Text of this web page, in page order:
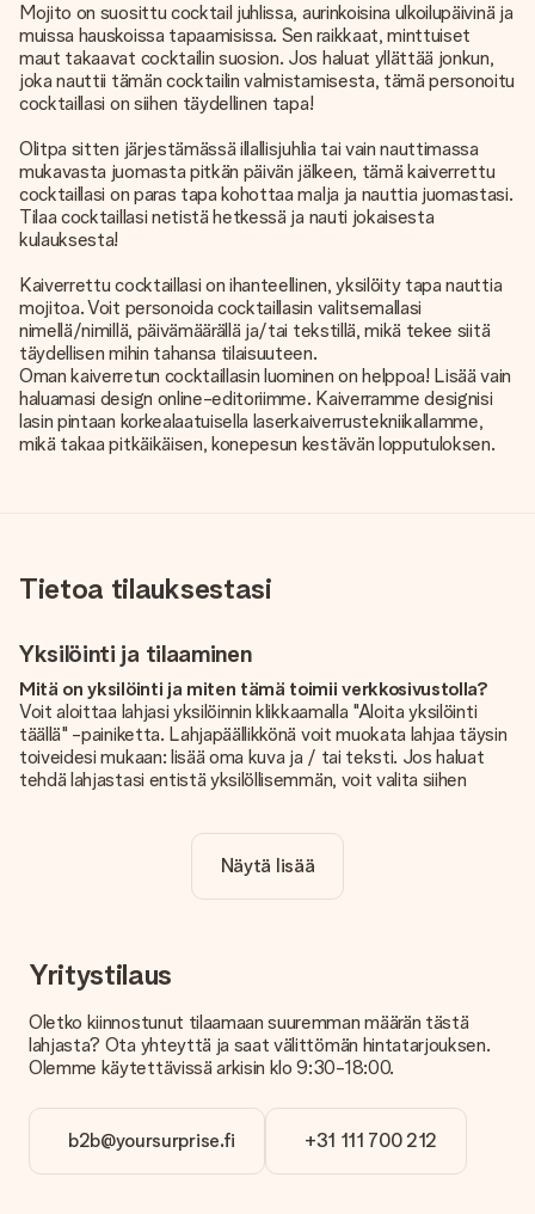
Mojito on suosittu cocktail juhlissa, aurinkoisina ulkoilupäivinä ja
muissa hauskoissa tapaamisissa. Sen raikkaat, minttuiset
maut takaavat cocktailin suosion. Jos haluat yllättää jonkun,
joka nauttii tämän cocktailin valmistamisesta, tämä personoitu
cocktaillasi on siihen täydellinen tapa!
Olitpa sitten järjestämässä illallisjuhlia tai vain nauttimassa
mukavasta juomasta pitkän päivän jälkeen, tämä kaiverrettu
cocktaillasi on paras tapa kohottaa malja ja nauttia juomastasi.
Tilaa cocktaillasi netistä hetkessä ja nauti jokaisesta
kulauksesta!
Kaiverrettu cocktaillasi on ihanteellinen, yksilöity tapa nauttia
mojitoa. Voit personoida cocktaillasin valitsemallasi
nimellä/nimillä, päivämäärällä ja/tai tekstillä, mikä tekee siitä
täydellisen mihin tahansa tilaisuuteen.
Oman kaiverretun cocktaillasin luominen on helppoa! Lisää vain
haluamasi design online-editoriimme. Kaiverramme designisi
lasin pintaan korkealaatuisella laserkaiverrustekniikallamme,
mikä takaa pitkäikäisen, konepesun kestävän lopputuloksen.
Tietoa tilauksestasi
Yksilöinti ja tilaaminen
Mitä on yksilöinti ja miten tämä toimii verkkosivustolla?
Voit aloittaa lahjasi yksilöinnin klikkaamalla "Aloita yksilöinti
täällä" -painiketta. Lahjapäällikkönä voit muokata lahjaa täysin
toiveidesi mukaan: lisää oma kuva ja / tai teksti. Jos haluat
tehdä lahjastasi entistä yksilöllisemmän, voit valita siihen
Sisältyykö yksilöinti hintaan?
Sivustolla näkyvä hinta sisältää lahjasi yksilöinnin. Hauskaa ja
Haluamme varmistaa, että olet täysin tyytyväinen lahjaasi.
Siksi on tärkeää käyttää korkealaatuisia valokuvia. Jos olet
asiakaspalvelutiimiimme ja liitä valokuva tilaamasi lahjan
mukana. He voivat sitten tarkistaa laadun puolestasi!
Voit ladata editoriin JPG- ja PNG-tiedostoja. Vai onko sinulla
kuva eri formaatissa? Ota yhteyttä asiakaspalveluun. He
auttavat sinua mielellään, jotta voit tehdä haluamasi lahjan!
Näytä lisää
Yritystilaus
Oletko kiinnostunut tilaamaan suuremman määrän tästä
lahjasta? Ota yhteyttä ja saat välittömän hintatarjouksen.
Olemme käytettävissä arkisin klo 9:30-18:00.
b2b@yoursurprise.fi +31 111 700 212